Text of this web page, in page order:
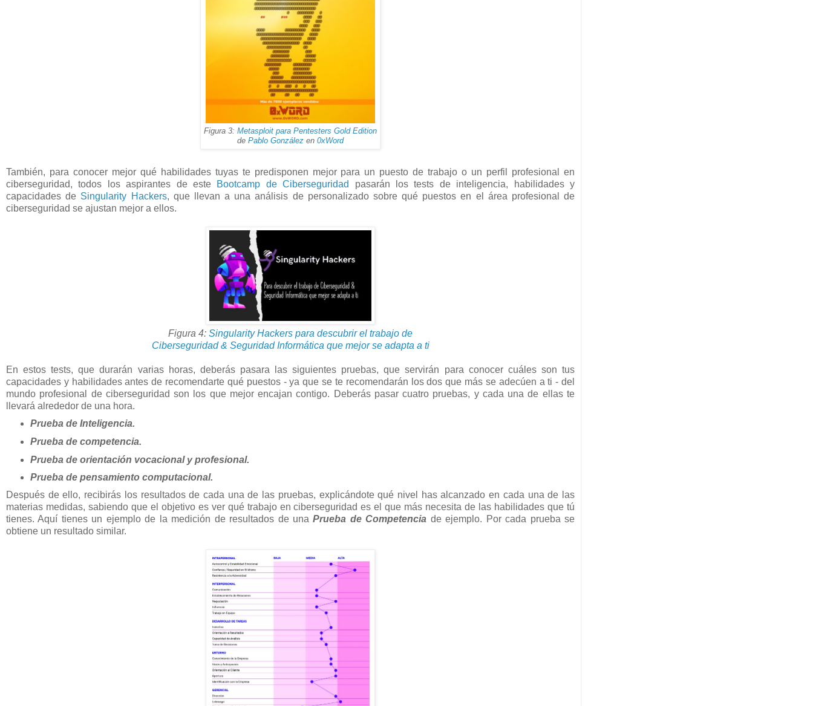
Figura 3: Metasploit para Pentesters Gold Edition
de Pablo González en 0xWord
También, para conocer mejor qué habilidades tuyas te predisponen mejor para un puesto de trabajo o un perfil profesional en
ciberseguridad, todos los aspirantes de este Bootcamp de Ciberseguridad
pasarán los tests de inteligencia, habilidades y
capacidades de Singularity Hackers, que llevan a una análisis de personalizado sobre qué puestos en el área profesional de
ciberseguridad se ajustan mejor a ellos.
Figura 4: Singularity Hackers para descubrir el trabajo de
Ciberseguridad & Seguridad Informática que mejor se adapta a ti
En estos tests, que durarán varias horas, deberás pasara las siguientes pruebas, que servirán para conocer cuáles son tus
capacidades y habilidades antes de recomendarte qué puestos - ya que se te recomendarán los dos que más se adecúen a ti - del
mundo profesional de ciberseguridad son los que mejor encajan contigo. Deberás pasar cuatro pruebas, y cada una de ellas te
llevará alrededor de una hora.
Prueba de Inteligencia.
Prueba de competencia.
Prueba de orientación vocacional y profesional.
Prueba de pensamiento computacional.
Después de ello, recibirás los resultados de cada una de las pruebas, explicándote qué nivel has alcanzado en cada una de las
materias medidas, sabiendo que el objetivo es ver qué trabajo en ciberseguridad es el que más necesita de las habilidades que tú
tienes. Aquí tienes un ejemplo de la medición de resultados de unaPrueba de Competencia de ejemplo. Por cada prueba se
obtiene un resultado similar.